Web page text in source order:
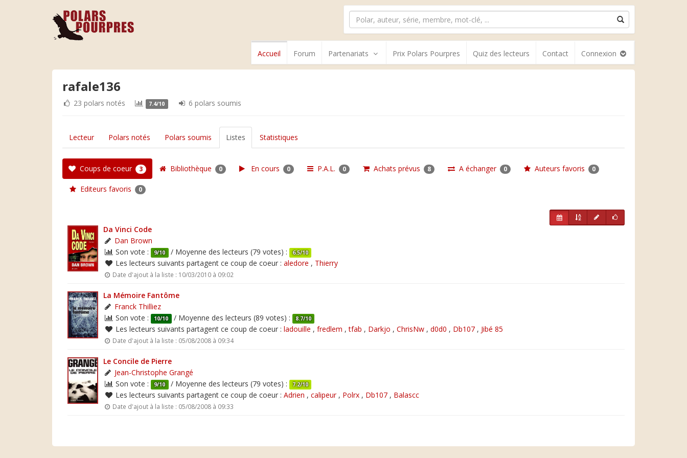
Accueil Forum Partenariats Prix Polars Pourpres Quiz des lecteurs Contact Connexion
rafale136
23 polars notés 7.4/10 6 polars soumis
Lecteur Polars notés Polars soumis Listes Statistiques
Coups de coeur 3 Bibliothèque 0 En cours 0 P.A.L. 0 Achats prévus 8 A échanger 0 Auteurs favoris 0
Editeurs favoris 0
Da Vinci Code
Dan Brown
Son vote :
9/10 / Moyenne des lecteurs (79 votes) : 6.5/10
Les lecteurs suivants partagent ce coup de coeur : aledore , Thierry
Date d'ajout à la liste : 10/03/2010 à 09:02
La Mémoire Fantôme
Franck Thilliez
Son vote :
10/10 / Moyenne des lecteurs (89 votes) : 8.7/10
Les lecteurs suivants partagent ce coup de coeur : ladouille , fredlem ,tfab , Darkjo , ChrisNw , d0d0 , Db107 , Jibé 85
Date d'ajout à la liste : 05/08/2008 à 09:34
Le Concile de Pierre
Jean-Christophe Grangé
Son vote :
9/10 / Moyenne des lecteurs (79 votes) : 7.2/10
Les lecteurs suivants partagent ce coup de coeur : Adrien , calipeur, Polrx , Db107 , Balascc
Date d'ajout à la liste : 05/08/2008 à 09:33